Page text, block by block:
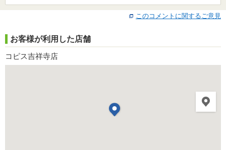
このコメントに関するご意見
お客様が利用した店舗
コピス吉祥寺店